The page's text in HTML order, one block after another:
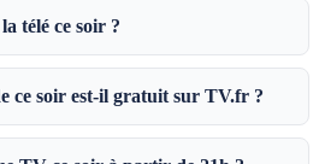
télé ce soir ?
ce soir est-il gratuit sur TV.fr ?